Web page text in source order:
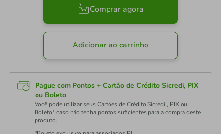
Comprar agora
Adicionar ao carrinho
Pague com Pontos + Cartão de Crédito Sicredi, PIX
ou Boleto
Você pode utilizar seus Cartões de Crédito Sicredi , PIX ou
Boleto* caso não tenha pontos suficientes para a compra deste
produto.